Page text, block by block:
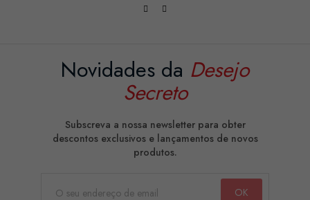
Novidades da Desejo
Secreto
Subscreva a nossa newsletter para obter
descontos exclusivos e lançamentos de novos
produtos.